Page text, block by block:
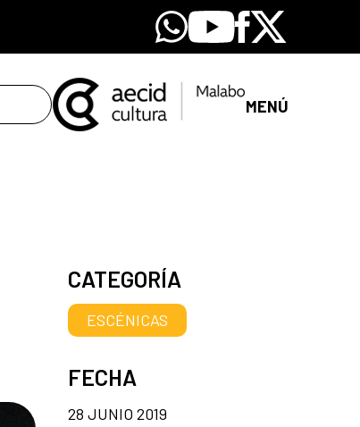
Whatsapp
YoutubeFacebook
X
MENÚ
CATEGORÍA
ESCÉNICAS
FECHA
28 JUNIO 2019